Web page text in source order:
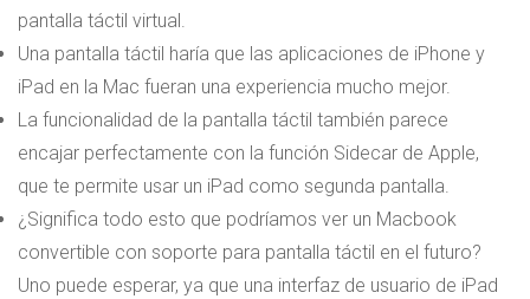
pantalla táctil virtual.
Una pantalla táctil haría que las aplicaciones de iPhone y
iPad en la Mac fueran una experiencia mucho mejor.
La funcionalidad de la pantalla táctil también parece
encajar perfectamente con la función Sidecar de Apple,
que te permite usar un iPad como segunda pantalla.
¿Significa todo esto que podríamos ver un Macbook
convertible con soporte para pantalla táctil en el futuro?
Uno puede esperar, ya que una interfaz de usuario de iPad